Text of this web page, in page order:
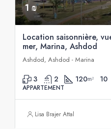
1 ₪
Location saisonnière,
mer, Marina, Ashdod
Ashdod, Ashdod - Marina
3 2 120m² 10
APPARTEMENT
Lisa Brajer Attal